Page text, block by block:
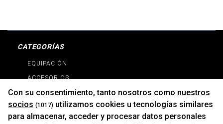
CATEGORÍAS
EQUIPACIÓN
ACCESORIOS
RECAMBIOS
PROMOCIONES
NOVEDADES
Con su consentimiento, tanto nosotros como nuestros
socios (1017) utilizamos cookies u tecnologías similares
para almacenar, acceder y procesar datos personales